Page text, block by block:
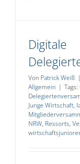
Digitale
Von Patrick Weiß |
Allgemein | Tags:
Junge Wirtschaft,
NRW, Ressorts,